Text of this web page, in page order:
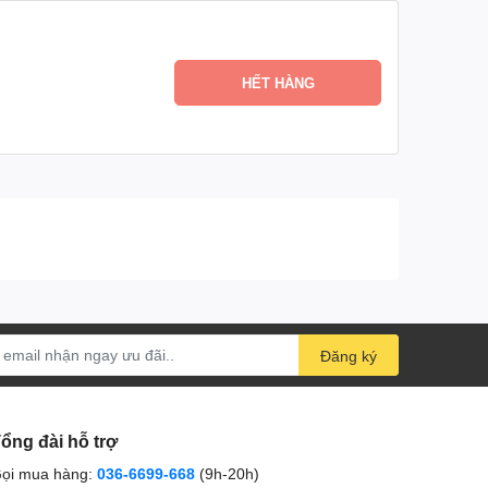
về các thành phần và điều kiện sản xuất đáp ứng
thị trường Hồi giáo chia ra 4 loại chính: Thực
HẾT HÀNG
Đăng ký
đài hỗ trợ
mua hàng: 036-6699-668 (9h-20h)